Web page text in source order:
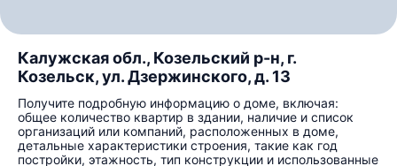
Калужская обл., Козельский р-н, г.
Козельск, ул. Дзержинского, д. 13
Получите подробную информацию о доме, включая:
общее количество квартир в здании, наличие и список
организаций или компаний, расположенных в доме,
детальные характеристики строения, такие как год
постройки, этажность, тип конструкции и использованные